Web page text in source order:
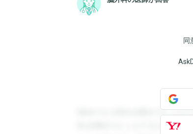
同
登録すると回答を閲覧することが
答を閲覧することができます。登